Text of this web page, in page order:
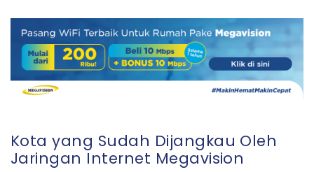
Kota yang Sudah Dijangkau Oleh
Jaringan Internet Megavision